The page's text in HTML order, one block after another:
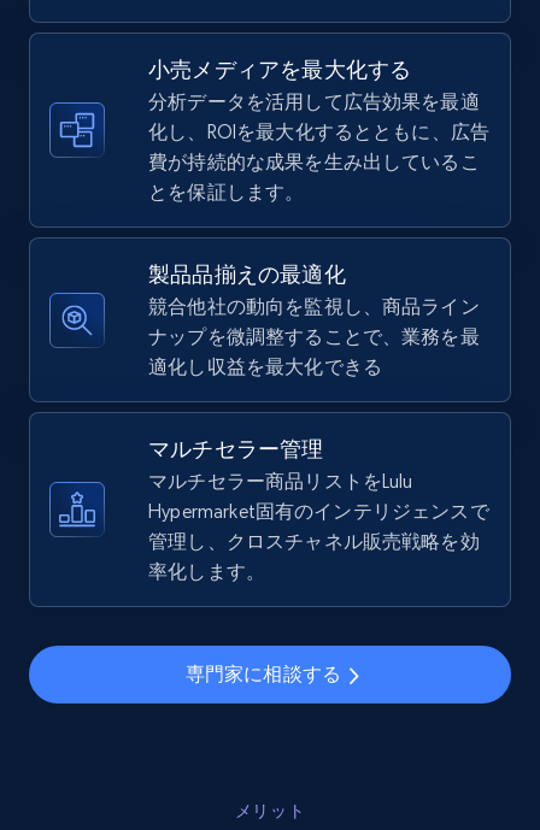
URL, Title, Available, Description, Currency, Initial
price, Final price, Discount percent, and more.
668+ 今すぐ始める
TikTok Shop - Collect TikTok shop products
by keywords search
URL, Title, Available, Description, Currency, Initial
price, Final price, Discount percent, and more.
668+
TikTok Shop - discover records by shop url
URL, Title, Available, Description, Currency, Initial
Amazon sellers info
小売メディアを最大化する
分析データを活用して広告効果を最適
化し、ROIを最大化するとともに、広告
費が持続的な成果を生み出しているこ
とを保証します。
製品品揃えの最適化
競合他社の動向を監視し、商品ライン
ナップを微調整することで、業務を最
適化し収益を最大化できる
マルチセラー管理
マルチセラー商品リストをLulu
Hypermarket固有のインテリジェンスで
管理し、クロスチャネル販売戦略を効
率化します。
専門家に相談する
メリット